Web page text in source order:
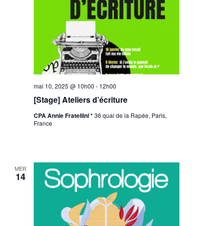
[Stage] Ateliers d’écriture
mai 10, 2025 @ 10h00 - 12h00
CPA Annie Fratellini *36 quai de la Rapée, Paris,
France
MER
14